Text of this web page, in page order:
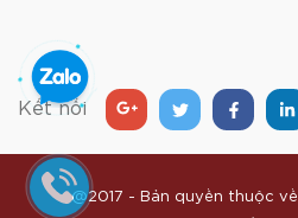
Kết nối
@2017 - Bản quyền thuộc về